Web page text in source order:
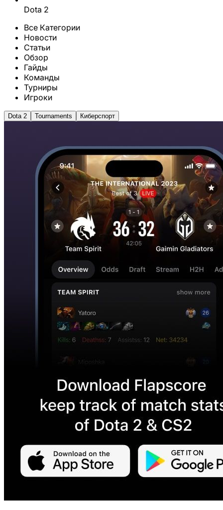
Dota 2
Все Категории
Новости
Статьи
Обзор
Гайды
Команды
Турниры
Игроки
Dota 2 Tournaments Киберспорт